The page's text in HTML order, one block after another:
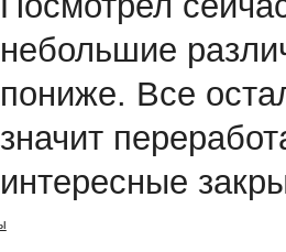
небольшие
пониже. Все
значит
интересные